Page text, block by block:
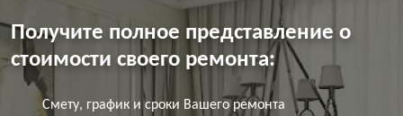
Получите полное представление о
стоимости своего ремонта:
Смету, график и сроки Вашего ремонта